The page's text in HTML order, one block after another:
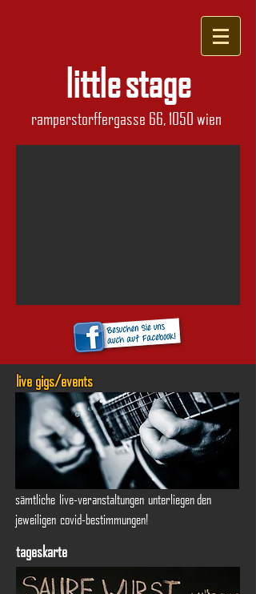
little stage
ramperstorffergasse 66, 1050 wien
live gigs/events
sämtliche live-veranstaltungen unterliegen den
jeweiligen covid-bestimmungen!
tageskarte